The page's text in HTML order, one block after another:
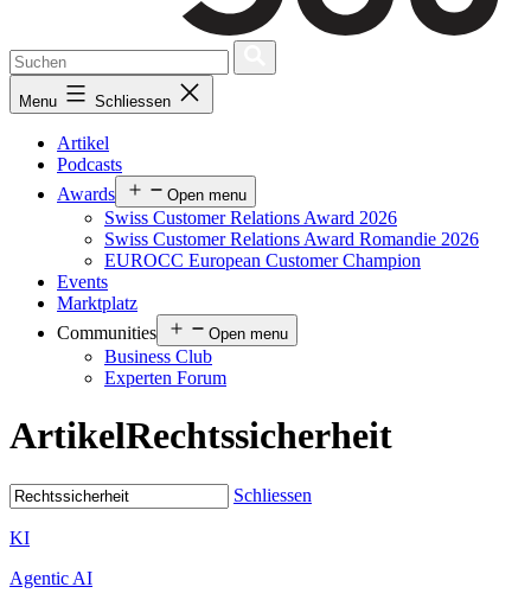
Menu Schliessen
Artikel
Podcasts
Awards
Open menu
Swiss Customer Relations Award 2026
Swiss Customer Relations Award Romandie 2026
EUROCC European Customer Champion
Events
Marktplatz
Communities
Open menu
Business Club
Experten Forum
ArtikelRechtssicherheit
Schliessen
KI
Agentic AI